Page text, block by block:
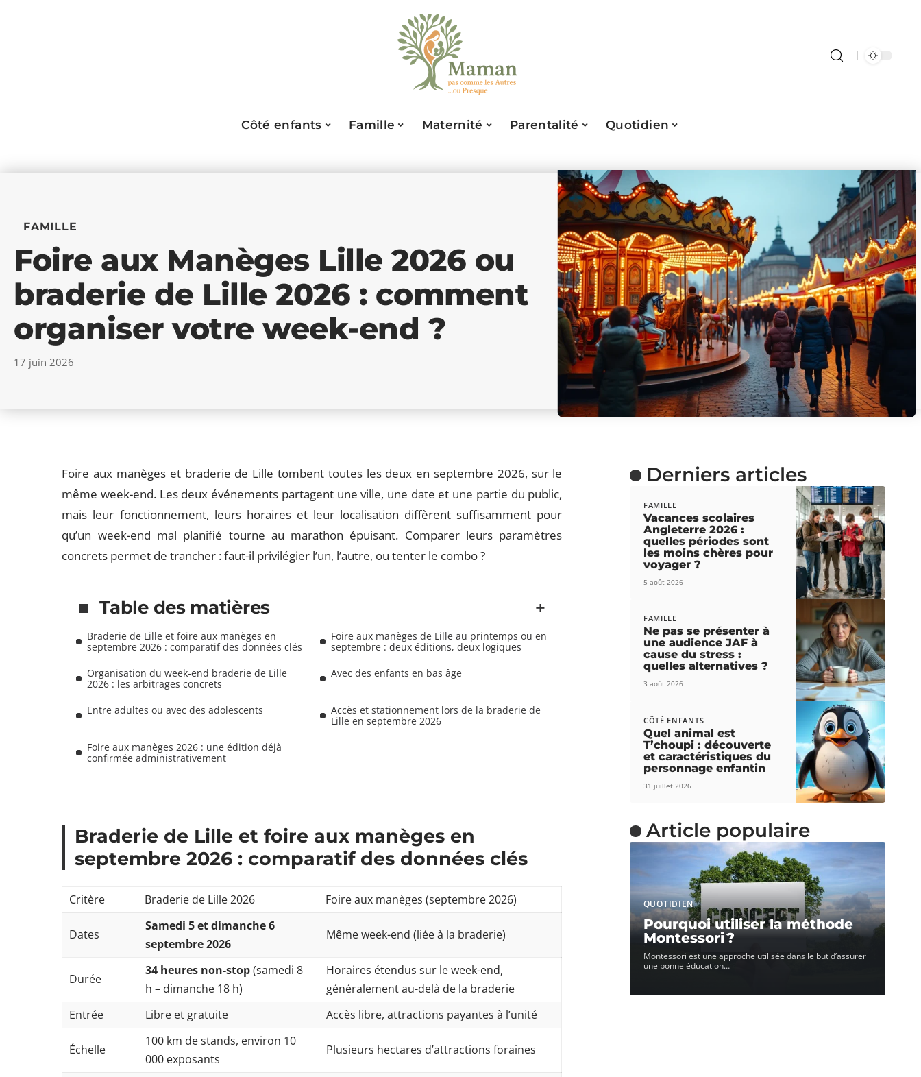
Côté enfants Famille Maternité Parentalité Quotidien
FAMILLE
Foire aux Manèges Lille 2026 ou
braderie de Lille 2026 : comment
organiser votre week-end ?
17 juin 2026
Foire aux manèges et braderie de Lille tombent toutes les deux en septembre 2026, sur le
même week-end. Les deux événements partagent une ville, une date et une partie du public,
mais leur fonctionnement, leurs horaires et leur localisation diffèrent suffisamment pour
qu’un week-end mal planifié tourne au marathon épuisant. Comparer leurs paramètres
concrets permet de trancher : faut-il privilégier l’un, l’autre, ou tenter le combo ?
Table des matières
Braderie de Lille et foire aux manèges en
septembre 2026 : comparatif des données clés
Foire aux manèges de Lille au printemps ou en
septembre : deux éditions, deux logiques
Organisation du week-end braderie de Lille
2026 : les arbitrages concrets
Avec des enfants en bas âge
Entre adultes ou avec des adolescents
Accès et stationnement lors de la braderie de
Lille en septembre 2026
Foire aux manèges 2026 : une édition déjà
confirmée administrativement
Braderie de Lille et foire aux manèges en
septembre 2026 : comparatif des données clés
Critère Braderie de Lille 2026 Foire aux manèges (septembre 2026)
Dates
Samedi 5 et dimanche 6
septembre 2026
Même week-end (liée à la braderie)
Durée
34 heures non-stop(samedi 8
h – dimanche 18 h)
Horaires étendus sur le week-end,
généralement au-delà de la braderie
Entrée
Libre et gratuite Accès libre, attractions payantes à l’unité
Échelle
100 km de stands, environ 10
000 exposants
Plusieurs hectares d’attractions foraines
Derniers articles
FAMILLE
Vacances scolaires
Angleterre 2026 :
quelles périodes sont
les moins chères pour
voyager ?
5 août 2026
FAMILLE
Ne pas se présenter à
une audience JAF à
cause du stress :
quelles alternatives ?
3 août 2026
CÔTÉ ENFANTS
Quel animal est
T’choupi : découverte
et caractéristiques du
personnage enfantin
31 juillet 2026
Article populaire
QUOTIDIEN
Pourquoi utiliser la méthode
Montessori ?
Montessori est une approche utilisée dans le but d’assurer
une bonne éducation…